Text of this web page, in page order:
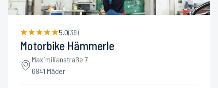
5.0(39)
Motorbike Hämmerle
Maximilianstraße 7
6841 Mäder